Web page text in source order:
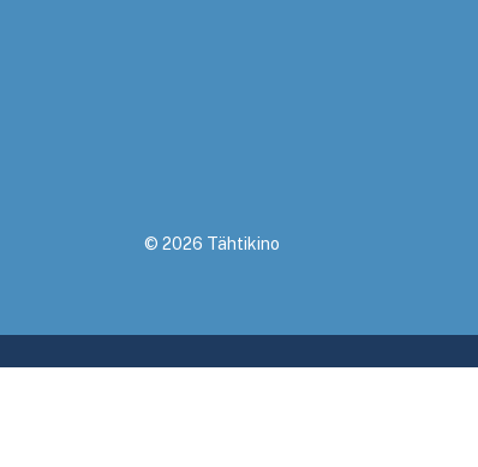
© 2026 Tähtikino